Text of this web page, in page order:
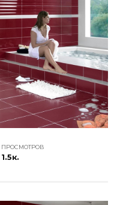
ПРОСМОТРОВ
1.5к.